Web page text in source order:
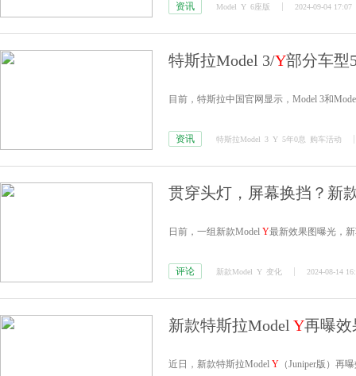
资讯 Model Y 6座版 2024-09-04 17:07
特斯拉Model 3/Y部分车型
目前，特斯拉中国官网显示，Model 3和
资讯 特斯拉Model 3 Y 5年0息 购车活动
贯穿头灯，屏幕换挡？新
日前，一组新款Model Y最新效果图曝光，
评论 新款Model Y 变化 2024-08-14
新款特斯拉Model Y再曝效
近日，新款特斯拉Model Y （Juniper版）再